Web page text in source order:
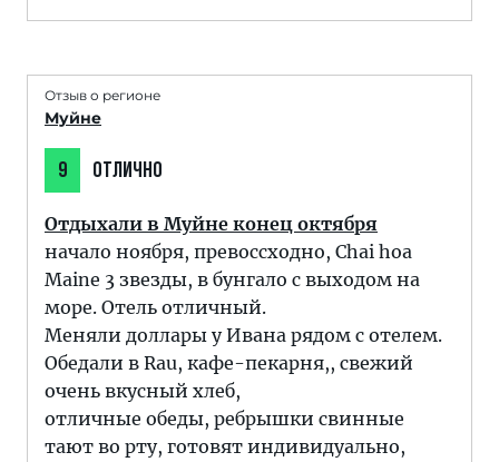
Отзыв о регионе
Муйне
9 ОТЛИЧНО
Отдыхали в Муйне конец октября
начало ноября, превоссходно, Chai hoa
Maine 3 звезды, в бунгало с выходом на
море. Отель отличный.
Меняли доллары у Ивана рядом с отелем.
Обедали в Rau, кафе-пекарня,, свежий
очень вкусный хлеб,
отличные обеды, ребрышки свинные
тают во рту, готовят индивидуально,